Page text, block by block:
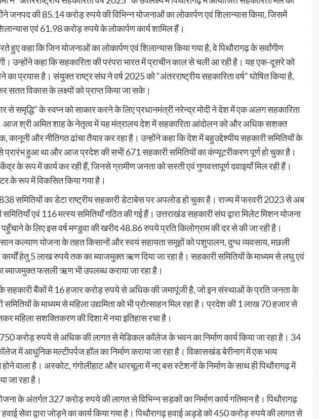
जनपद की 85.14 करोड़ रुपये की विभिन्न योजनाओं का लोकार्पण एवं शिलान्यास किया, जिसमें
एवं 61.98 करोड़ रुपये के लोकार्पण कार्य शामिल हैं।
हुए कहा कि जिन योजनाओं का लोकार्पण एवं शिलान्यास किया गया है, वे पिथौरागढ़ के सर्वांगीण
उन्होंने कहा कि सहकारिता की परंपरा भारत में प्राचीन काल से चली आ रही है। यह एक-दूसरे को
का प्रयास है। संयुक्त राष्ट्र संघ ने वर्ष 2025 को “अंतरराष्ट्रीय सहकारिता वर्ष” घोषित किया है,
सतत विकास के लक्ष्यों को प्राप्त किया जा सके।
से समृद्धि” के स्वप्न को साकार करने के लिए प्रधानमंत्री नरेन्द्र मोदी ने देश में एक अलग सहकारिता
आज श्री अमित शाह के नेतृत्व में यह मंत्रालय देश में सहकारिता आंदोलन को और अधिक सशक्त
और नीतिगत ढांचा तैयार कर रहा है। उन्होंने कहा कि देश में बहुउद्देश्यीय सहकारी समितियों के
प्रारंभ हुआ था और आज प्रदेश की सभी 671 सहकारी समितियों का कंप्यूटरीकरण पूर्ण हो चुका है।
के रूप में कार्य कर रही हैं, जिनसे ग्रामीण जनता को सस्ती एवं गुणवत्तापूर्ण दवाइयाँ मिल रही हैं।
के रूप में विकसित किया गया है।
समितियों का डेटा राष्ट्रीय सहकारी डेटाबेस पर अपलोड हो चुका है। राज्य में फरवरी 2023 से अब
एवं 116 मत्स्य समितियाँ गठित की गई हैं। उत्तराखंड सहकारी संघ द्वारा मिलेट मिशन योजना
के लिए इस वर्ष मण्डुवा की खरीद 48.86 रुपये प्रति किलोग्राम की दर से की जा रही है।
कल्याण योजना के तहत किसानों और स्वयं सहायता समूहों को पशुपालन, दुग्ध व्यवसाय, मछली
हेतु 5 लाख रुपये तक का ब्याजमुक्त ऋण दिया जा रहा है। सहकारी समितियों के माध्यम से लघु एवं
ब्याजमुक्त फसली ऋण भी उपलब्ध कराया जा रहा है।
बैंकों में 16 हजार करोड़ रुपये से अधिक की जमापूंजी है, जो इन संस्थाओं के प्रति जनता के
के माध्यम से महिला उद्यमिता को भी प्रोत्साहन मिल रहा है। प्रदेश की 1 लाख 70 हजार से
महिला सशक्तिकरण की दिशा में नया इतिहास रचा है।
750 करोड़ रुपये से अधिक की लागत से मेडिकल कॉलेज के भवन का निर्माण कार्य किया जा रहा है। 34
में आधुनिक मल्टीपर्पज हॉल का निर्माण कराया जा रहा है। विकासखंड बेरीनाग में एक भव्य
होने वाला है। अस्कोट, गंगोलीहाट और धारचूला में नए बस स्टेशनों के निर्माण के साथ ही पिथौरागढ़ में
जा रहा है।
के अंतर्गत 327 करोड़ रुपये की लागत से विभिन्न सड़कों का निर्माण कार्य गतिमान है। पिथौरागढ़
हवाई सेवा द्वारा जोड़ने का कार्य किया गया है। पिथौरागढ़ हवाई अड्डे को 450 करोड़ रुपये की लागत से